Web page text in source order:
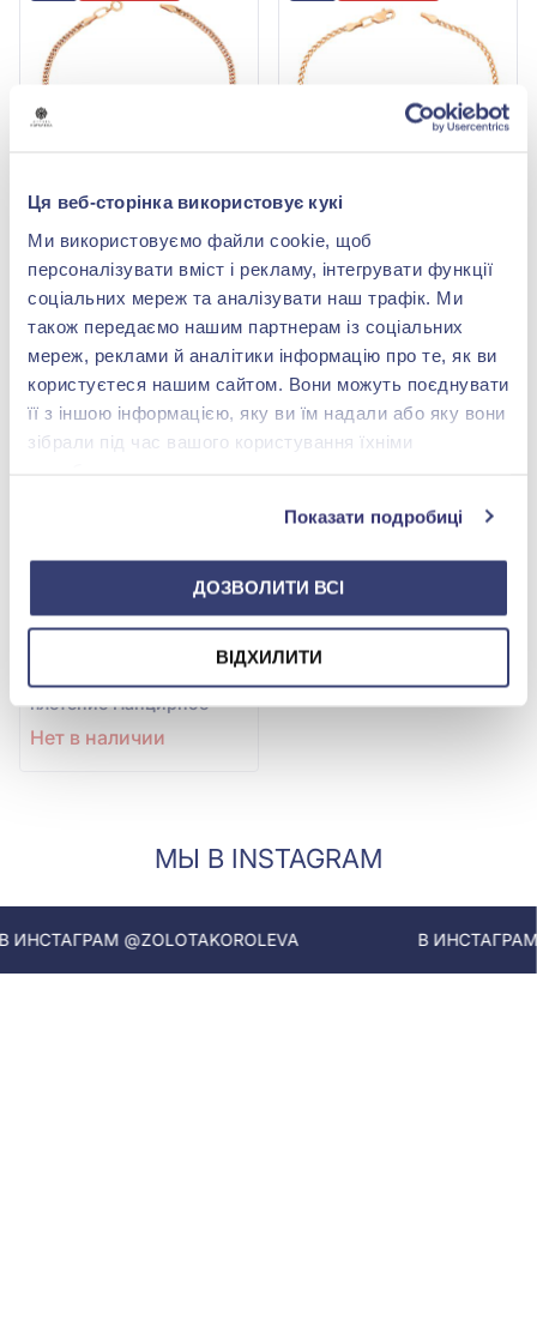
Ця веб-сторінка використовує кукі
Ми використовуємо файли cookie, щоб
персоналізувати вміст і рекламу, інтегрувати функції
соціальних мереж та аналізувати наш трафік. Ми
також передаємо нашим партнерам із соціальних
мереж, реклами й аналітики інформацію про те, як ви
користуєтеся нашим сайтом. Вони можуть поєднувати
її з іншою інформацією, яку ви їм надали або яку вони
зібрали під час вашого користування їхніми
Показати подробиці
ДОЗВОЛИТИ ВСІ
ВІДХИЛИТИ
Браслет из красного
золота 585°, арт. 2134240
30 429,00 грн
12 780,18 грн
(арт. 2134240)
Купить
Браслет из красного
золота 585°, арт. 255220
38 318,00 грн
16 093,56 грн
(арт. 255220)
Купить
Золотой Браслет
плетение Панцирное
Нет в наличии
МЫ В INSTAGRAM
@ZOLOTAKOROLEVA В ИНСТАГРАМ